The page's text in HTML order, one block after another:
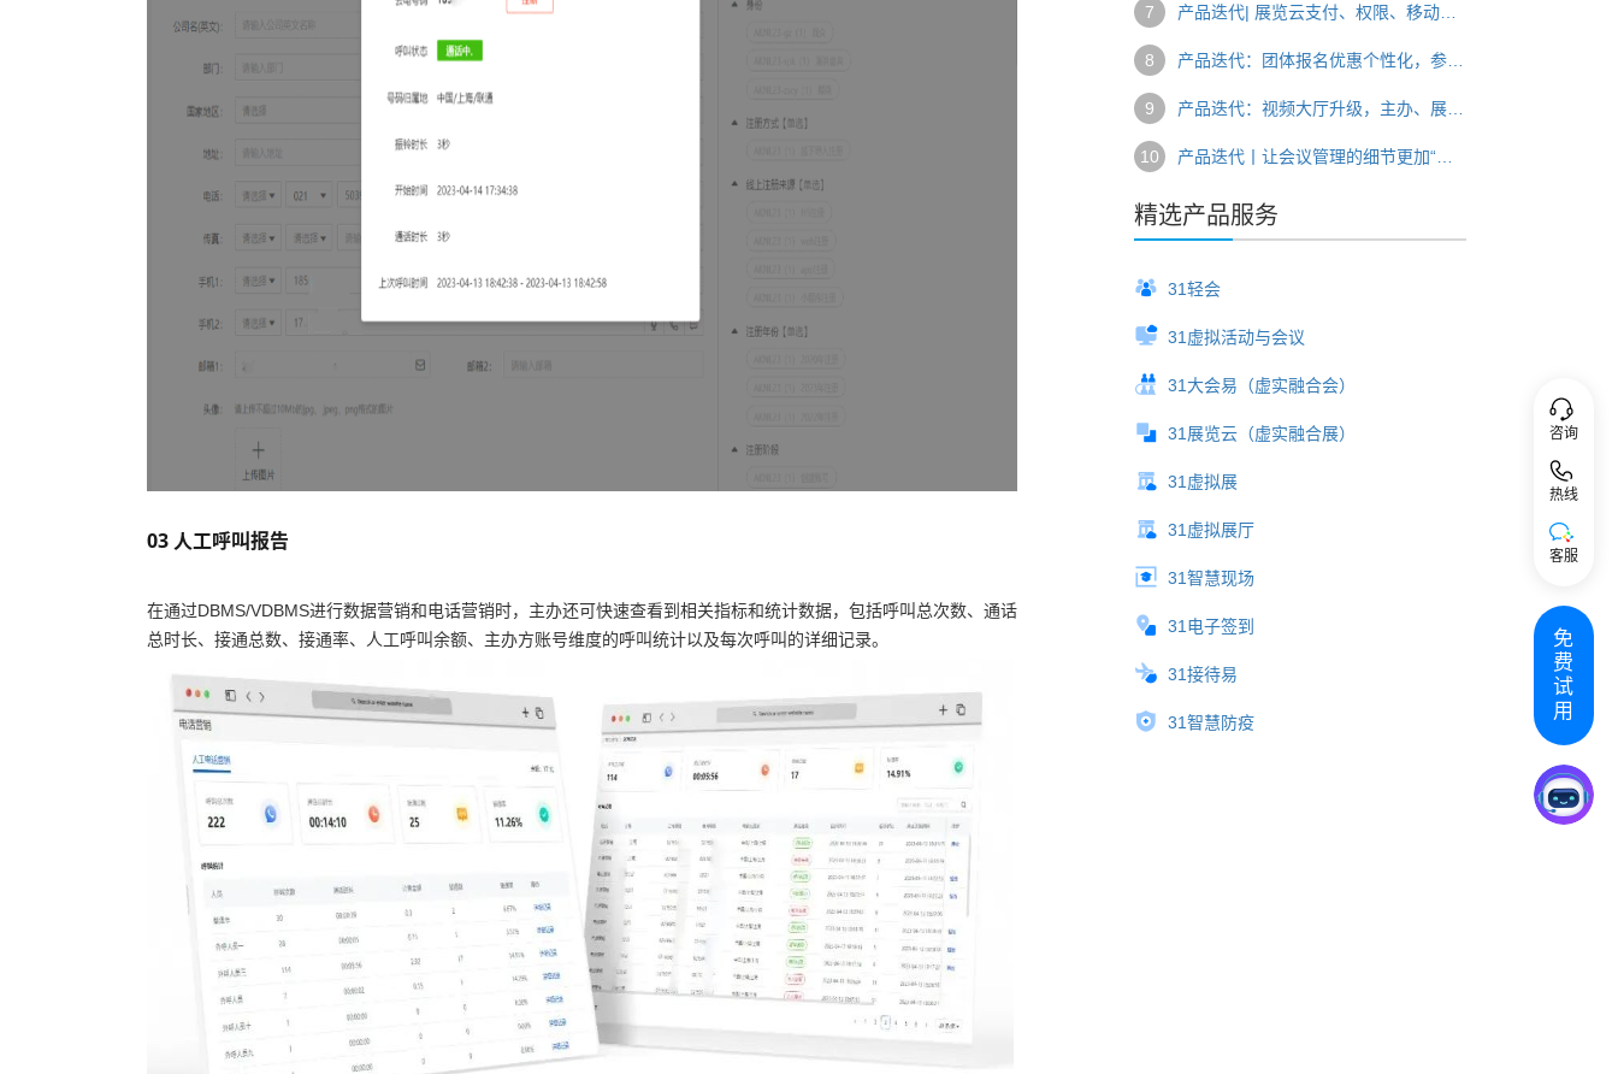
03 人工呼叫报告
在通过DBMS/VDBMS进行数据营销和电话营销时，主办还可快速查看到相关指标和统计数据，包括呼叫总次数、通话
总时长、接通总数、接通率、人工呼叫余额、主办方账号维度的呼叫统计以及每次呼叫的详细记录。
7
8
9
10
精选产品服务
31轻会
31虚拟活动与会议
31大会易（虚实融合会）
31展览云（虚实融合展）
31虚拟展
31虚拟展厅
31智慧现场
31电子签到
31接待易
31智慧防疫
咨询
热线
客服
免
费
试
用